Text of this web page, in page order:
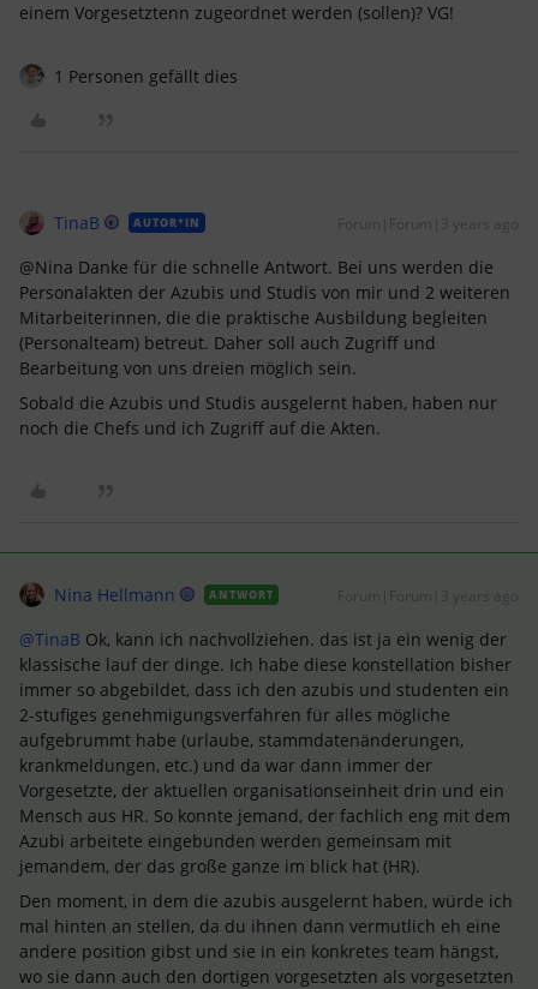
einem Vorgesetztenn zugeordnet werden (sollen)? VG!
1 Personen gefällt dies
TinaB AUTOR*IN Forum|Forum|3 years ago
@Nina Danke für die schnelle Antwort. Bei uns werden die
Personalakten der Azubis und Studis von mir und 2 weiteren
Mitarbeiterinnen, die die praktische Ausbildung begleiten
(Personalteam) betreut. Daher soll auch Zugriff und
Bearbeitung von uns dreien möglich sein.
Sobald die Azubis und Studis ausgelernt haben, haben nur
noch die Chefs und ich Zugriff auf die Akten.
Nina Hellmann ANTWORT
@TinaB Ok, kann ich nachvollziehen. das ist ja ein wenig der
klassische lauf der dinge. Ich habe diese konstellation bisher
immer so abgebildet, dass ich den azubis und studenten ein
2-stufiges genehmigungsverfahren für alles mögliche
aufgebrummt habe (urlaube, stammdatenänderungen,
krankmeldungen, etc.) und da war dann immer der
Vorgesetzte, der aktuellen organisationseinheit drin und ein
Mensch aus HR. So konnte jemand, der fachlich eng mit dem
Azubi arbeitete eingebunden werden gemeinsam mit
jemandem, der das große ganze im blick hat (HR).
Den moment, in dem die azubis ausgelernt haben, würde ich
mal hinten an stellen, da du ihnen dann vermutlich eh eine
andere position gibst und sie in ein konkretes team hängst,
wo sie dann auch den dortigen vorgesetzten als vorgesetzten